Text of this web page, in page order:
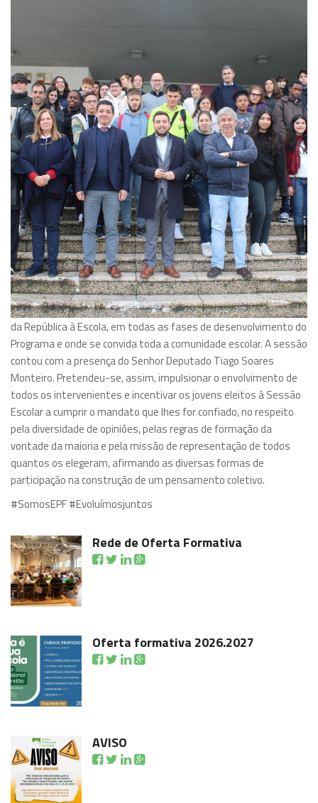
Decorreu na EPF a Sessão Escolar do Parlamento dos Jovens que
tem acompanhando o compromisso de aproximar da Assembleia
da República à Escola, em todas as fases de desenvolvimento do
Programa e onde se convida toda a comunidade escolar. A sessão
contou com a presença do Senhor Deputado Tiago Soares
Monteiro. Pretendeu-se, assim, impulsionar o envolvimento de
todos os intervenientes e incentivar os jovens eleitos à Sessão
Escolar a cumprir o mandato que lhes for confiado, no respeito
pela diversidade de opiniões, pelas regras de formação da
vontade da maioria e pela missão de representação de todos
quantos os elegeram, afirmando as diversas formas de
participação na construção de um pensamento coletivo.
#SomosEPF #Evoluímosjuntos
Rede de Oferta Formativa
Oferta formativa 2026.2027
AVISO